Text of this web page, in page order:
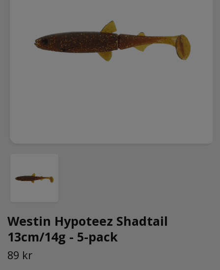
Westin Hypoteez Shadtail
13cm/14g - 5-pack
89 kr